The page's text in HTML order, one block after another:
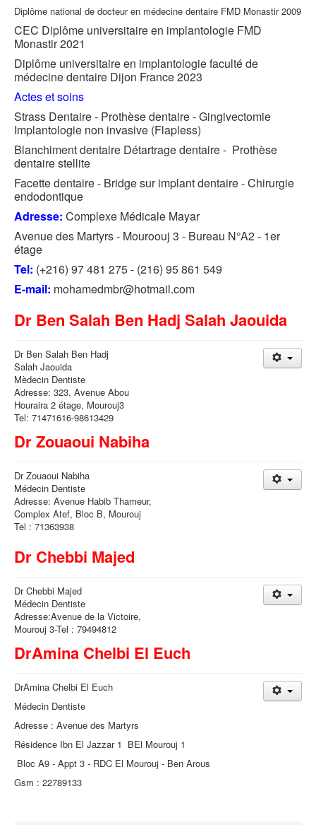
Diplôme national de docteur en médecine dentaire FMD Monastir 2009
CEC Diplôme universitaire en implantologie FMD
Monastir 2021
Diplôme universitaire en implantologie faculté de
médecine dentaire Dijon France 2023
Actes et soins
Strass Dentaire - Prothèse dentaire - Gingivectomie
Implantologie non invasive (Flapless)
Blanchiment dentaire Détartrage dentaire - Prothèse
dentaire stellite
Facette dentaire - Bridge sur implant dentaire - Chirurgie
endodontique
Adresse: Complexe Médicale Mayar
Avenue des Martyrs - Mouroouj 3 - Bureau N°A2 - 1er
étage
Tel: (+216) 97 481 275 - (216) 95 861 549
E-mail: mohamedmbr@hotmail.com
Dr Ben Salah Ben Hadj Salah Jaouida
Dr Ben Salah Ben Hadj
Salah Jaouida
Mèdecin Dentiste
Adresse: 323, Avenue Abou
Houraira 2 étage, Mourouj3
Tel: 71471616-98613429
Dr Zouaoui Nabiha
Dr Zouaoui Nabiha
Médecin Dentiste
Adresse: Avenue Habib Thameur,
Complex Atef, Bloc B, Mourouj
Tel : 71363938
Dr Chebbi Majed
Dr Chebbi Majed
Médecin Dentiste
Adresse:Avenue de la Victoire,
Mourouj 3-Tel : 79494812
DrAmina Chelbi El Euch
DrAmina Chelbi El Euch
Médecin Dentiste
Adresse : Avenue des Martyrs
Résidence Ibn El Jazzar 1 BEl Mourouj 1
Bloc A9 - Appt 3 - RDC El Mourouj - Ben Arous
Gsm : 22789133